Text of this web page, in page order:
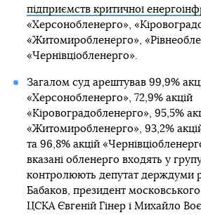
підприємств критичної
«Херсонобленерго»,
«Житомиробленерго»,
«Чернівціобленерго».
Загалом суд арештував 99,9%
«Херсонобленерго», 72,9% акцій
«Кіровоградобленерго», 95,5%
«Житомиробленерго», 93,2%
та 96,8% акцій
вказані обленерго входять у
контролюють депутат держдуми
Бабаков, президент
ЦСКА Євгеній Гінер і Михайло